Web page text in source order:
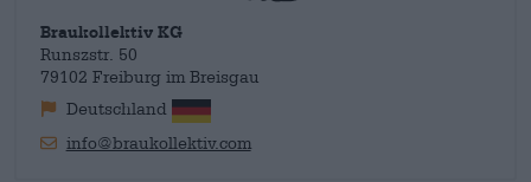
Braukollektiv KG
Runszstr. 50
79102 Freiburg im Breisgau
Deutschland
info@braukollektiv.com